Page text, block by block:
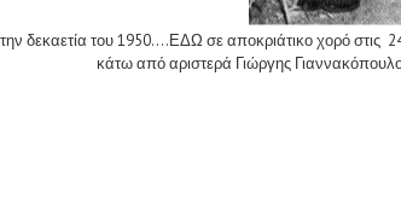
την δεκαετία του 1950....ΕΔΩ σε αποκριάτικο χορό
κάτω από αριστερά Γιώργης